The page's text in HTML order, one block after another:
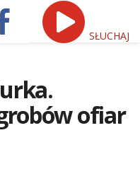
SŁUCHAJ
ofiar